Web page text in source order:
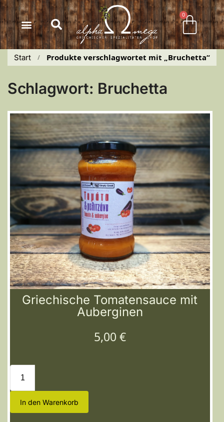
springen
0
Start / Produkte verschlagwortet mit „Bruchetta“
Schlagwort: Bruchetta
Griechische Tomatensauce mit
Auberginen
5,00 €
In den Warenkorb